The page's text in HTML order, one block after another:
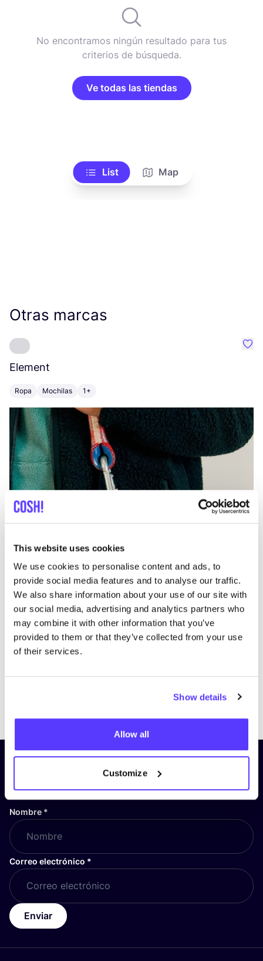
This website uses cookies
We use cookies to personalise content and ads, to
provide social media features and to analyse our traffic.
We also share information about your use of our site with
our social media, advertising and analytics partners who
may combine it with other information that you’ve
provided to them or that they’ve collected from your use
of their services.
Show details
Allow all
Customize
No encontramos ningún resultado para tus
criterios de búsqueda.
Ve todas las tiendas
List Map
Otras marcas
Element
Ropa Mochilas 1+
PreviousNext
¡Suscríbete a nuestro boletín
y mantente informado!
Nombre *
Correo electrónico *
Enviar